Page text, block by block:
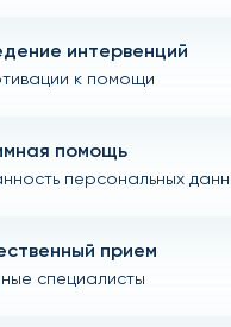
интервенций
к помощи
помощь
персональных
прием
специалисты